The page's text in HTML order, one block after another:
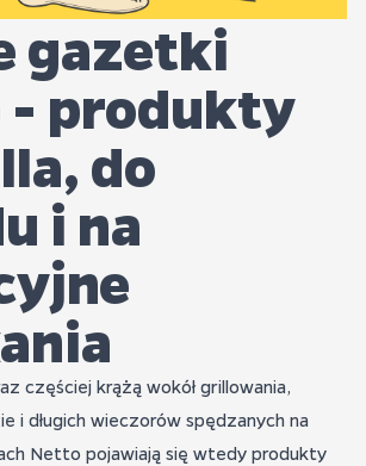
gazetki
- produkty
do
i na
częściej krążą wokół grillowania,
i długich wieczorów spędzanych na
Netto pojawiają się wtedy produkty